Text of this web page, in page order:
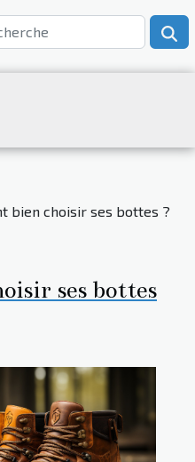
bien choisir ses bottes ?
ses bottes